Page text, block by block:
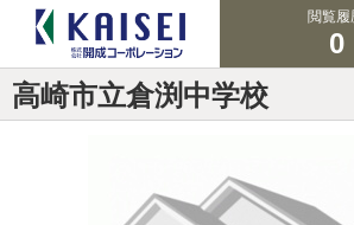
閲覧履
0
高崎市立倉渕中学校